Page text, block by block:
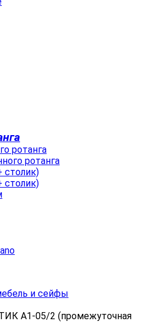
ротанга
ротанга
столик)
столик)
и сейфы
A1-05/2 (промежуточная